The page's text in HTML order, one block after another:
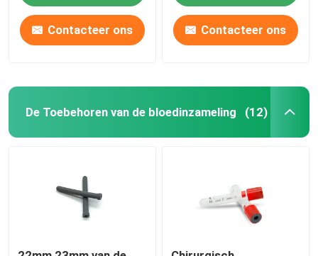
Contacteer ons Contacteer ons
De Toebehoren van de bloedinzameling (12)